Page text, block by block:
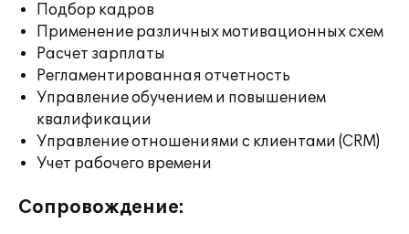
Подбор кадров
Применение различных мотивационных схем
Расчет зарплаты
Регламентированная отчетность
Управление обучением и повышением
квалификации
Управление отношениями с клиентами (CRM)
Учет рабочего времени
Сопровождение: